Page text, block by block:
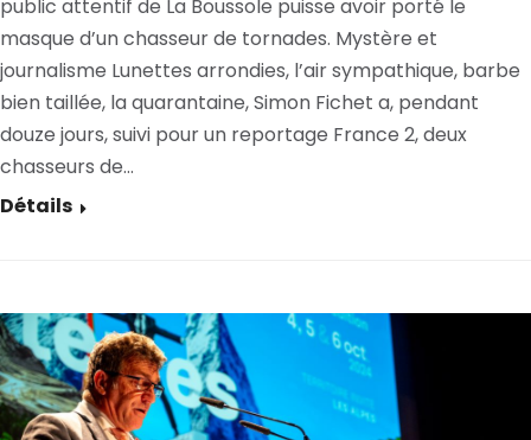
public attentif de La Boussole puisse avoir porté le
masque d’un chasseur de tornades. Mystère et
journalisme Lunettes arrondies, l’air sympathique, barbe
bien taillée, la quarantaine, Simon Fichet a, pendant
douze jours, suivi pour un reportage France 2, deux
chasseurs de…
Détails